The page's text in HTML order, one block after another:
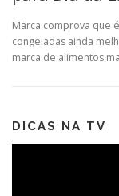
Marca comprova que
congeladas ainda
marca de alimentos
DICAS NA TV